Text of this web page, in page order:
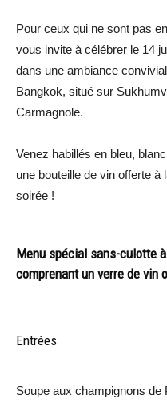
Pour ceux qui ne sont pas
vous invite à célébrer le 14
dans une ambiance
Bangkok, situé sur
Carmagnole.
Venez habillés en bleu,
une bouteille de vin offerte à
soirée !
Menu spécial sans-culotte
comprenant un verre de vin
Entrées
Soupe aux champignons